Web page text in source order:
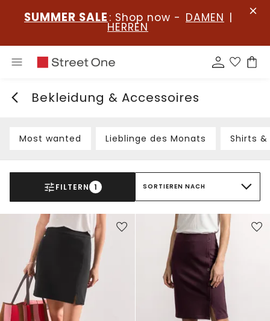
SUMMER SALE : Shop now - DAMEN |
HERREN
Bekleidung & Accessoires
Most wanted Lieblinge des Monats Shirts &
FILTERN 1 SORTIEREN NACH